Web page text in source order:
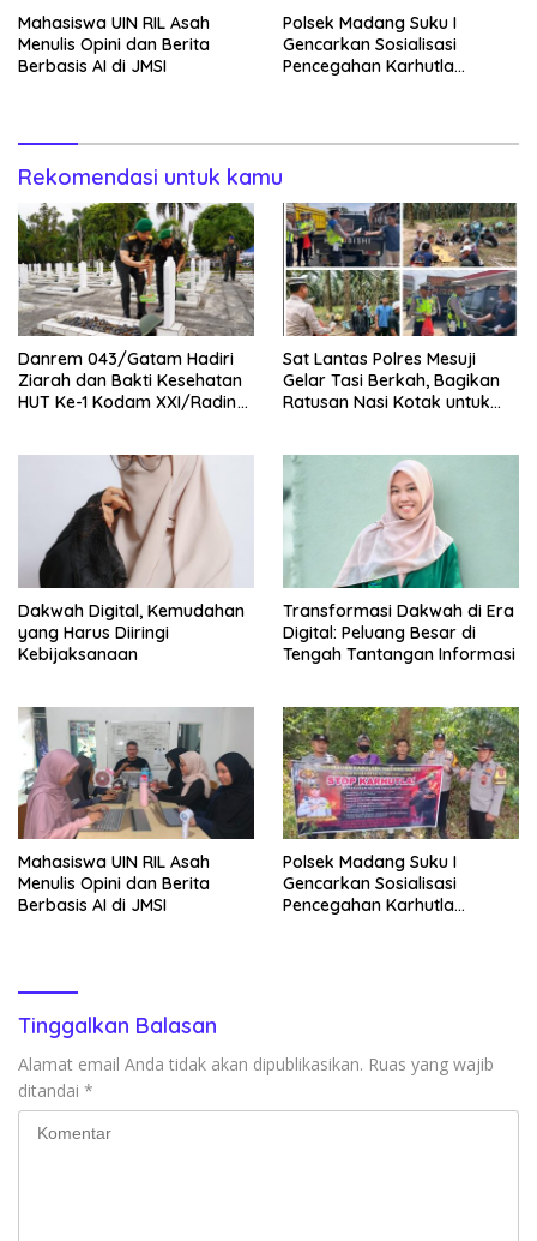
Mahasiswa UIN RIL Asah
Menulis Opini dan Berita
Berbasis AI di JMSI
Polsek Madang Suku I
Gencarkan Sosialisasi
Pencegahan Karhutla
Rekomendasi untuk kamu
Danrem 043/Gatam Hadiri
Ziarah dan Bakti Kesehatan
HUT Ke-1 Kodam XXI/Radin
Sat Lantas Polres Mesuji
Gelar Tasi Berkah, Bagikan
Ratusan Nasi Kotak untuk
Dakwah Digital, Kemudahan
yang Harus Diiringi
Kebijaksanaan
Transformasi Dakwah di Era
Digital: Peluang Besar di
Tengah Tantangan Informasi
Mahasiswa UIN RIL Asah
Menulis Opini dan Berita
Berbasis AI di JMSI
Polsek Madang Suku I
Gencarkan Sosialisasi
Pencegahan Karhutla
Tinggalkan Balasan
Alamat email Anda tidak akan dipublikasikan. Ruas yang wajib
ditandai *